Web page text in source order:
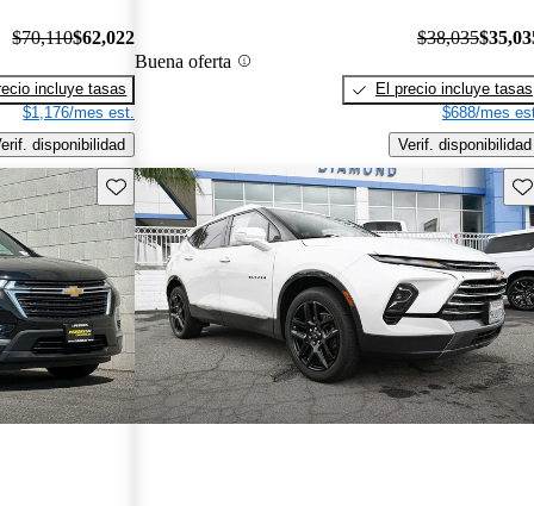
$70,110$62,022
incluye tasas
$1,176/mes est.
disponibilidad
Buena oferta
$38,035
El precio incluye tasas
$688/mes
Verif. disponibilidad
Guarda este Aviso